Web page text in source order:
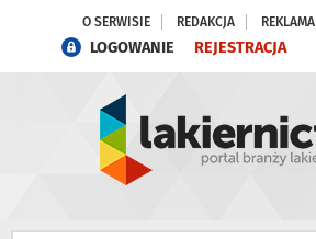
O SERWISIE REDAKCJA REKLAMA
LOGOWANIE REJESTRACJA